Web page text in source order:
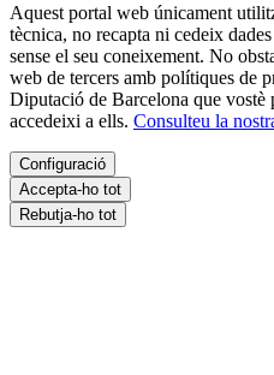
Aquest portal web únicament
tècnica, no recapta ni cedeix
sense el seu coneixement. No
web de tercers amb polítiques de
Diputació de Barcelona que vostè
accedeixi a ells. Consulteu la
Configuració
Accepta-ho tot
Rebutja-ho tot